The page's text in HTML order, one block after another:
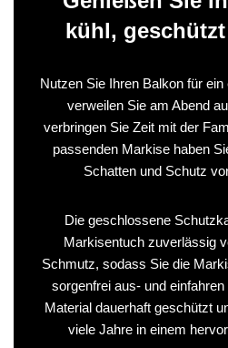
kühl,
Nutzen Sie Ihren Balkon für
verweilen Sie am Abend
verbringen Sie Zeit mit der
passenden Markise haben
Schatten und Schutz
Die geschlossene
Markisentuch zuverlässig
Schmutz, sodass Sie die
sorgenfrei aus- und
Material dauerhaft geschützt
viele Jahre in einem